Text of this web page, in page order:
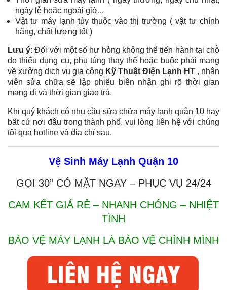
ngày lễ hoặc ngoài giờ...
Vật tư máy lạnh tùy thuộc vào thị trường ( vật tư chính
hãng, chất lượng tốt )
Lưu ý: Đối với một số hư hỏng không thể tiến hành tại chỗ
do thiếu dụng cụ, phụ tùng thay thế hoặc buộc phải mang
về xưởng dịch vụ gia công Kỹ Thuật Điện Lạnh HT , nhân
viên sửa chữa sẽ lập phiếu biên nhận ghi rõ thời gian
mang đi và thời gian giao trả.
Khi quý khách có nhu cầu sữa chữa máy lạnh quận 10 hay
bất cứ nơi đâu trong thành phố, vui lòng liên hệ với chúng
tôi qua hotline và địa chỉ sau.
Vệ Sinh Máy Lạnh Quận 10
GỌI 30” CÓ MẶT NGAY – PHỤC VỤ 24/24
CAM KẾT GIÁ RẺ – NHANH CHÓNG – NHIỆT
TÌNH
BẢO VỆ MÁY LẠNH LÀ BẢO VỆ CHÍNH MÌNH